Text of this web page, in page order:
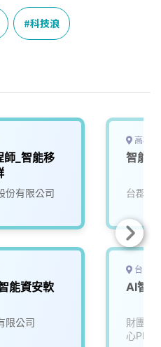
科技浪
師_智能移
份有限公司
能資安軟
限公司
高雄
智能
台郡科
台中
AI智
財團法
心PMC